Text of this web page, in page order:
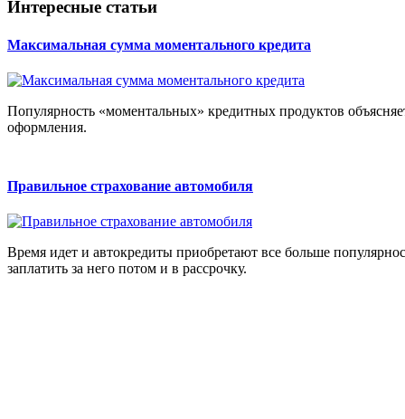
Интересные статьи
Максимальная сумма моментального кредита
Популярность «моментальных» кредитных продуктов
оформления.
Правильное страхование автомобиля
Время идет и автокредиты приобретают все больше
заплатить за него потом и в рассрочку.